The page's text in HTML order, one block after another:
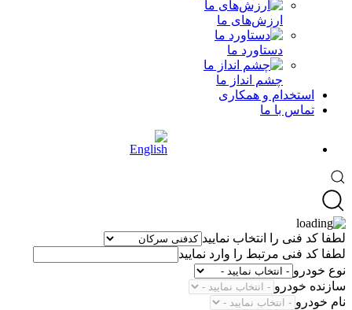
ارزش‌های ما
دستاورد ما
چشم انداز ما
استخدام و همکاری
تماس با ما
لطفا کد فنی را انتخاب نمایید
لطفا کد فنی مرتبط را وارد نمایید
نوع خودرو
سازنده خودرو
نام خودرو